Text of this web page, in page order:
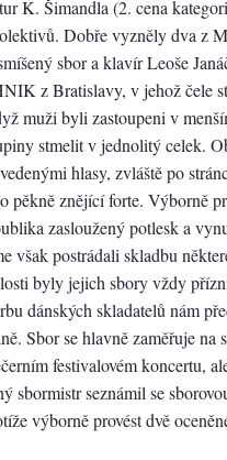
K. Šimandla (2. cena
Dobře vyzněly dva z
sbor a klavír Leoše
z Bratislavy, v jehož čele
muži byli zastoupeni v
stmelit v jednolitý celek.
hlasy, zvláště po
pěkně znějící forte. Výborně
zasloužený potlesk a
však postrádali skladbu
byly jejich sbory vždy
dánských skladatelů nám
Sbor se hlavně zaměřuje na
festivalovém koncertu,
sbormistr seznámil se
výborně provést dvě